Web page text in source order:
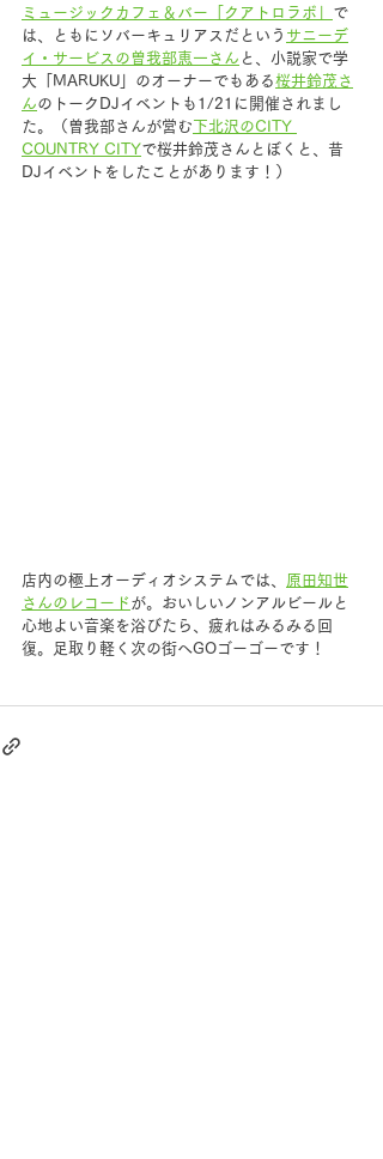
ミュージックカフェ＆バー「クアトロラボ」 で
は、ともにソバーキュリアスだという サニーデ
イ・サービスの曽我部恵一さん と、小説家で学
大「MARUKU」のオーナーでもある桜井鈴茂さ
んのトークDJイベントも1/21に開催されまし
た。（曽我部さんが営む下北沢のCITY
COUNTRY CITYで桜井鈴茂さんとぼくと、昔
DJイベントをしたことがあります！）
店内の極上オーディオシステムでは、 原田知世
さんのレコード が。おいしいノンアルビールと
心地よい音楽を浴びたら、疲れはみるみる回
復。足取り軽く次の街へGOゴーゴーです！